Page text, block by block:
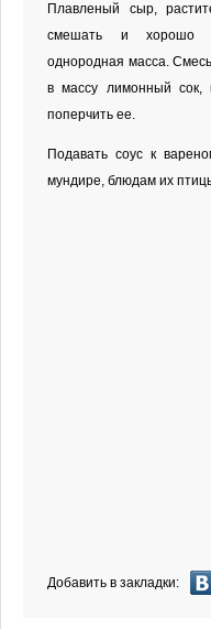
Плавленый сыр,
смешать и хорошо
однородная масса. Смесь
в массу лимонный сок,
поперчить ее.
Подавать соус к
мундире, блюдам их
Добавить в закладки: